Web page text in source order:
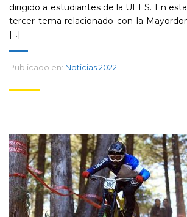
dirigido a estudiantes de la UEES. En
tercer tema relacionado con la
[...]
Publicado en: Noticias 2022